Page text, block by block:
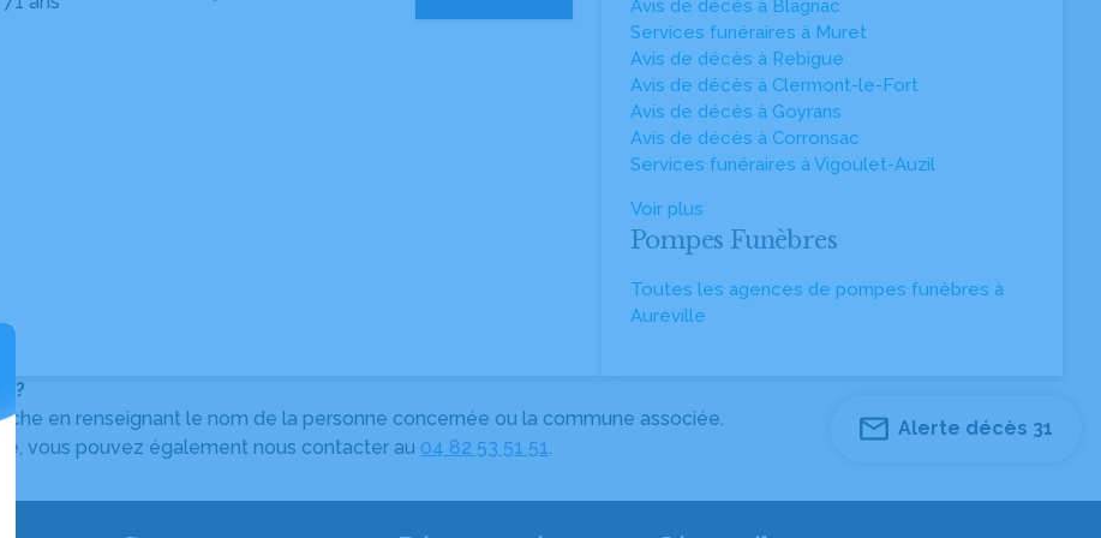
Avis de décès à Blagnac
Services funéraires à Muret
Avis de décès à Rebigue
Avis de décès à Clermont-le-Fort
Avis de décès à Goyrans
Avis de décès à Corronsac
Services funéraires à Vigoulet-Auzil
Voir plus
Pompes Funèbres
Toutes les agences de pompes funèbres à
Aureville
?
en renseignant le nom de la personne concernée ou la commune associée.
vous pouvez également nous contacter au 04 82 53 51 51.
Alerte décès 31